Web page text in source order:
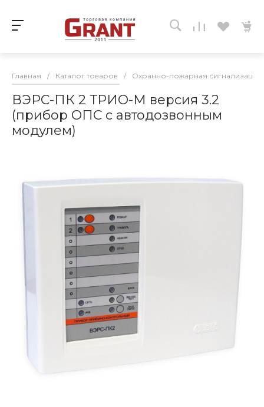
Главная / Каталог товаров / Охранно-пожарная сигнализация
ВЭРС-ПК 2 ТРИО-М версия 3.2
(прибор ОПС с автодозвонным
модулем)